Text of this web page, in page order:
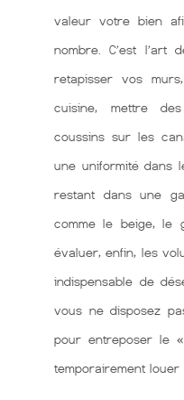
valeur votre bien
nombre. C’est l’art
retapisser vos
cuisine, mettre
coussins sur les
une uniformité dans
restant dans une
comme le beige, le
évaluer, enfin, les
indispensable de
vous ne disposez
pour entreposer le
temporairement louer